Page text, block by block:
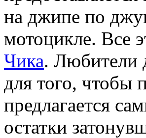
на джипе по
мотоцикле. Все
Чика. Любители
для того, чтобы
предлагается
остатки